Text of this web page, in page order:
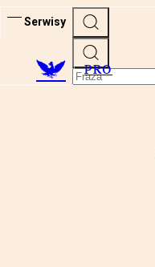
Serwisy
PRO